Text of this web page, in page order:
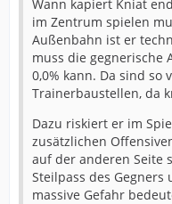
Wann kapiert Kniat
im Zentrum spielen
Außenbahn ist er
muss die gegnerische
0,0% kann. Da sind so
Trainerbaustellen, da
Dazu riskiert er im
zusätzlichen
auf der anderen Seite
Steilpass des
massive Gefahr